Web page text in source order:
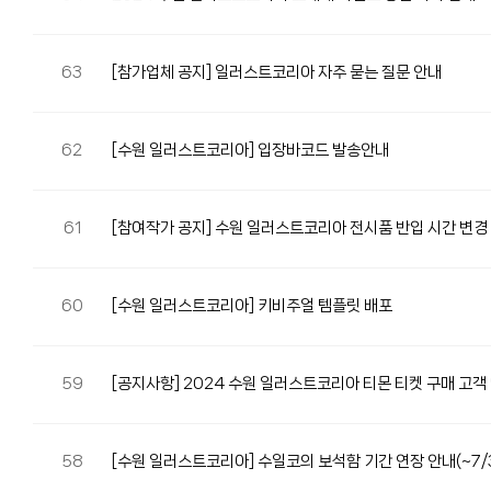
63 [참가업체 공지] 일러스트코리아 자주 묻는 질문 안내
62 [수원 일러스트코리아] 입장바코드 발송안내
61 [참여작가 공지] 수원 일러스트코리아 전시품 반입 시간 변경
60 [수원 일러스트코리아] 키비주얼 템플릿 배포
59 [공지사항] 2024 수원 일러스트코리아 티몬 티켓 구매 고객
58 [수원 일러스트코리아] 수일코의 보석함 기간 연장 안내(~7/